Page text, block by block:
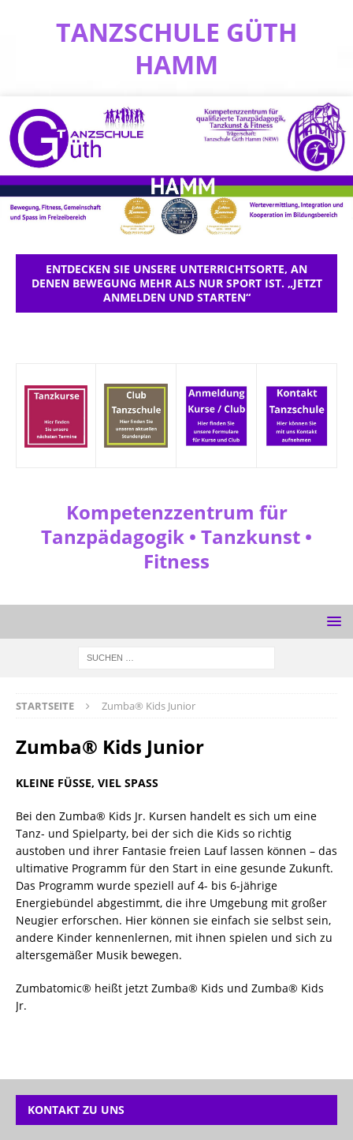
TANZSCHULE GÜTH
HAMM
ENTDECKEN SIE UNSERE UNTERRICHTSORTE, AN
DENEN BEWEGUNG MEHR ALS NUR SPORT IST. „JETZT
ANMELDEN UND STARTEN“
Kompetenzzentrum für
Tanzpädagogik • Tanzkunst •
Fitness
STARTSEITE Zumba® Kids Junior
Zumba® Kids Junior
KLEINE FÜSSE, VIEL SPASS
Bei den Zumba® Kids Jr. Kursen handelt es sich um eine
Tanz- und Spielparty, bei der sich die Kids so richtig
austoben und ihrer Fantasie freien Lauf lassen können – das
ultimative Programm für den Start in eine gesunde Zukunft.
Das Programm wurde speziell auf 4- bis 6-jährige
Energiebündel abgestimmt, die ihre Umgebung mit großer
Neugier erforschen. Hier können sie einfach sie selbst sein,
andere Kinder kennenlernen, mit ihnen spielen und sich zu
altersgemäßer Musik bewegen.
Zumbatomic® heißt jetzt Zumba® Kids und Zumba® Kids
Jr.
KONTAKT ZU UNS